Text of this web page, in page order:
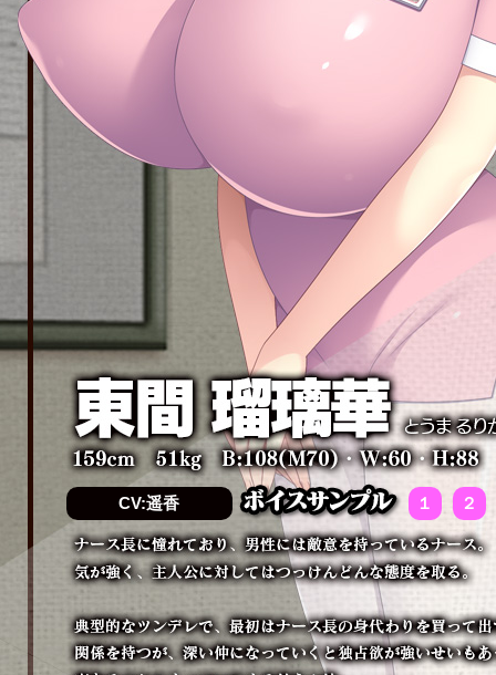
CV:遥香 １ ２